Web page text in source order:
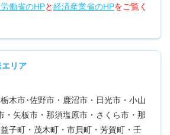
働省のHPと経済産業省のHPをご覧く
エリア
木市･佐野市・鹿沼市・日光市・小山
・矢板市・那須塩原市・さくら市・那
子町・茂木町・市貝町・芳賀町・壬